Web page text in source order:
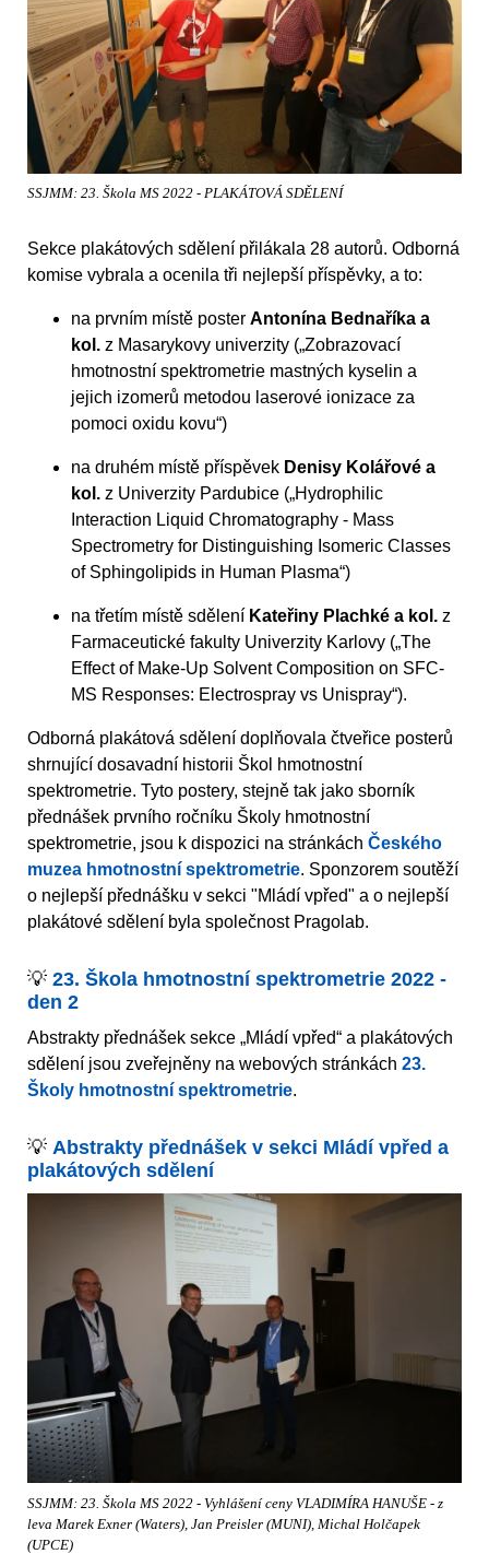
SSJMM: 23. Škola MS 2022 - PLAKÁTOVÁ SDĚLENÍ
Sekce plakátových sdělení přilákala 28 autorů. Odborná
komise vybrala a ocenila tři nejlepší příspěvky, a to:
na prvním místě poster Antonína Bednaříka a
kol. z Masarykovy univerzity („Zobrazovací
hmotnostní spektrometrie mastných kyselin a
jejich izomerů metodou laserové ionizace za
pomoci oxidu kovu“)
na druhém místě příspěvek Denisy Kolářové a
kol. z Univerzity Pardubice („Hydrophilic
Interaction Liquid Chromatography - Mass
Spectrometry for Distinguishing Isomeric Classes
of Sphingolipids in Human Plasma“)
na třetím místě sdělení Kateřiny Plachké a kol. z
Farmaceutické fakulty Univerzity Karlovy („The
Effect of Make-Up Solvent Composition on SFC-
MS Responses: Electrospray vs Unispray“).
Odborná plakátová sdělení doplňovala čtveřice posterů
shrnující dosavadní historii Škol hmotnostní
spektrometrie. Tyto postery, stejně tak jako sborník
přednášek prvního ročníku Školy hmotnostní
spektrometrie, jsou k dispozici na stránkách Českého
muzea hmotnostní spektrometrie. Sponzorem soutěží
o nejlepší přednášku v sekci "Mládí vpřed" a o nejlepší
plakátové sdělení byla společnost Pragolab.
💡 23. Škola hmotnostní spektrometrie 2022 -
den 2
Abstrakty přednášek sekce „Mládí vpřed“ a plakátových
sdělení jsou zveřejněny na webových stránkách 23.
Školy hmotnostní spektrometrie.
💡 Abstrakty přednášek v sekci Mládí vpřed a
plakátových sdělení
SSJMM: 23. Škola MS 2022 - Vyhlášení ceny VLADIMÍRA HANUŠE - z
leva Marek Exner (Waters), Jan Preisler (MUNI), Michal Holčapek
(UPCE)